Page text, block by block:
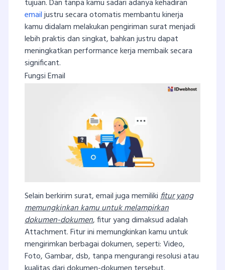
tujuan. Dan tanpa kamu sadari adanya kehadiran
emailjustru secara otomatis membantu kinerja
kamu didalam melakukan pengiriman surat menjadi
lebih praktis dan singkat, bahkan justru dapat
meningkatkan performance kerja membaik secara
significant.
Fungsi Email
Selain berkirim surat, email juga memilikifitur yang
memungkinkan kamu untuk melampirkan
dokumen-dokumen, fitur yang dimaksud adalah
Attachment. Fitur ini memungkinkan kamu untuk
mengirimkan berbagai dokumen, seperti: Video,
Foto, Gambar, dsb, tanpa mengurangi resolusi atau